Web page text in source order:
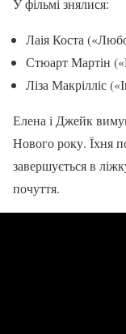
У фільмі знялися:
Лаія Коста
Стюарт Мартін
Ліза Макрілліс
Елена і Джейк
Нового року. Їхня
завершується в
почуття.